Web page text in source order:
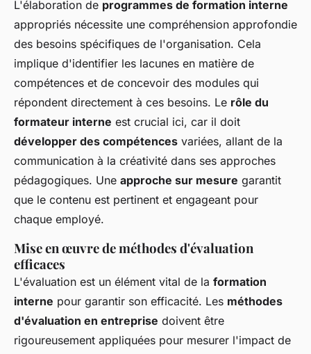
L'élaboration de programmes de formation interne
appropriés nécessite une compréhension approfondie
des besoins spécifiques de l'organisation. Cela
implique d'identifier les lacunes en matière de
compétences et de concevoir des modules qui
répondent directement à ces besoins. Le rôle du
formateur interne est crucial ici, car il doit
développer des compétences variées, allant de la
communication à la créativité dans ses approches
pédagogiques. Une approche sur mesure garantit
que le contenu est pertinent et engageant pour
chaque employé.
Mise en œuvre de méthodes d'évaluation
efficaces
L'évaluation est un élément vital de la formation
interne pour garantir son efficacité. Les méthodes
d'évaluation en entreprise doivent être
rigoureusement appliquées pour mesurer l'impact de